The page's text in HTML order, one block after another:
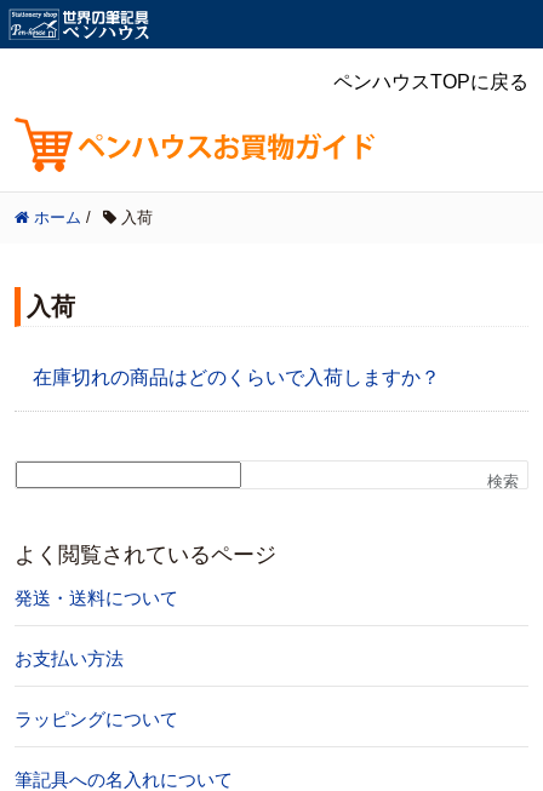
ペンハウスTOPに戻る
ホーム / 入荷
入荷
在庫切れの商品はどのくらいで入荷しますか？
検索
よく閲覧されているページ
発送・送料について
お支払い方法
ラッピングについて
筆記具への名入れについて